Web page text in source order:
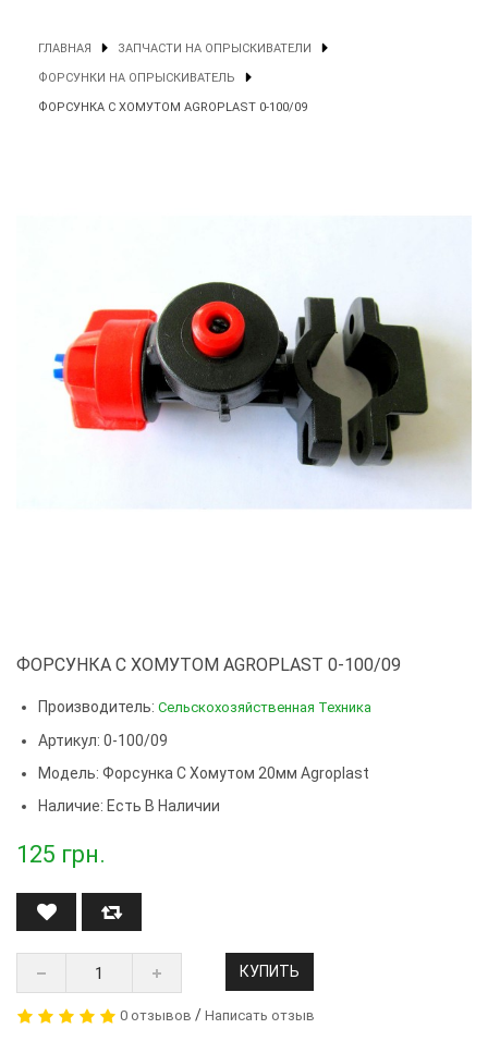
ГЛАВНАЯ ЗАПЧАСТИ НА ОПРЫСКИВАТЕЛИ
ФОРСУНКИ НА ОПРЫСКИВАТЕЛЬ
ФОРСУНКА С ХОМУТОМ AGROPLAST 0-100/09
ФОРСУНКА С ХОМУТОМ AGROPLAST 0-100/09
Производитель: Сельскохозяйственная Техника
Артикул: 0-100/09
Модель: Форсунка С Хомутом 20мм Agroplast
Наличие: Есть В Наличии
125 грн.
КУПИТЬ
0 отзывов / Написать отзыв